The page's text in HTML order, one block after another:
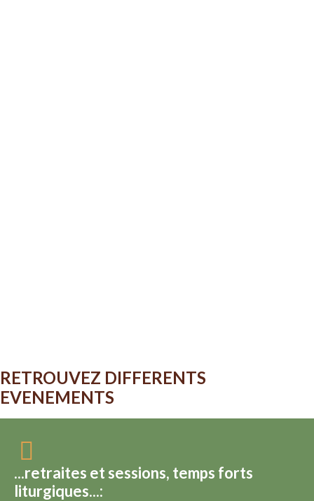
RETROUVEZ DIFFERENTS
EVENEMENTS
...retraites et sessions, temps forts
liturgiques...: